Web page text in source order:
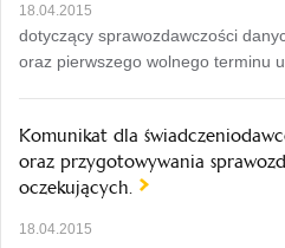
18.04.2015
dotyczący sprawozdawczości
oraz pierwszego wolnego terminu
Komunikat dla
oraz przygotowywania
oczekujących.
18.04.2015